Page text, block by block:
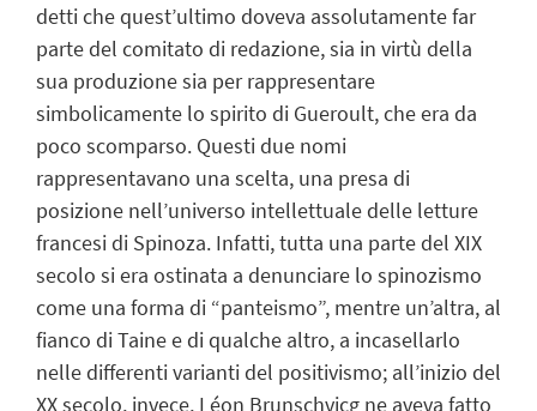
detti che quest’ultimo doveva assolutamente far
parte del comitato di redazione, sia in virtù della
sua produzione sia per rappresentare
simbolicamente lo spirito di Gueroult, che era da
poco scomparso. Questi due nomi
rappresentavano una scelta, una presa di
posizione nell’universo intellettuale delle letture
francesi di Spinoza. Infatti, tutta una parte del XIX
secolo si era ostinata a denunciare lo spinozismo
come una forma di “panteismo”, mentre un’altra, al
fianco di Taine e di qualche altro, a incasellarlo
nelle differenti varianti del positivismo; all’inizio del
XX secolo, invece, Léon Brunschvicg ne aveva fatto